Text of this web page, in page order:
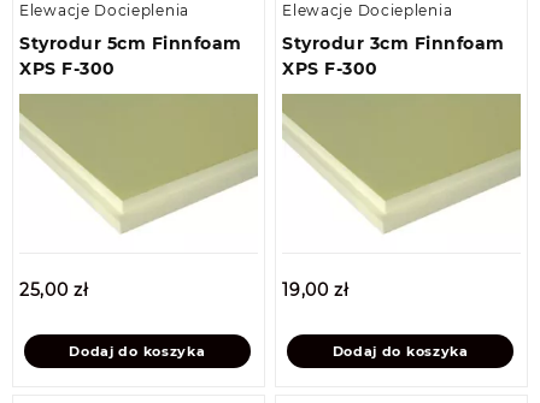
Elewacje Docieplenia
Styrodur 5cm Finnfoam
XPS F-300
25,00zł
Dodaj do koszyka
Elewacje Docieplenia
Styrodur 3cm Finnfoam
XPS F-300
19,00zł
Dodaj do koszyka